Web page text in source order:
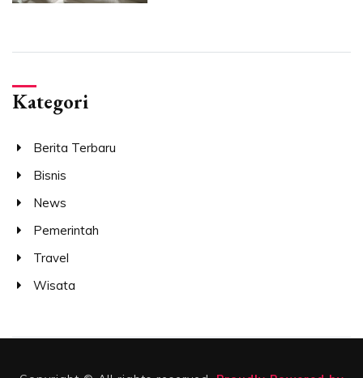
Kategori
Berita Terbaru
Bisnis
News
Pemerintah
Travel
Wisata